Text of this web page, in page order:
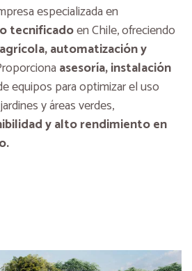
especializada en
tecnificadoen Chile, ofreciendo
automatización y
asesoría, instalación
equipos para optimizar el uso
y áreas verdes,
y alto rendimiento en